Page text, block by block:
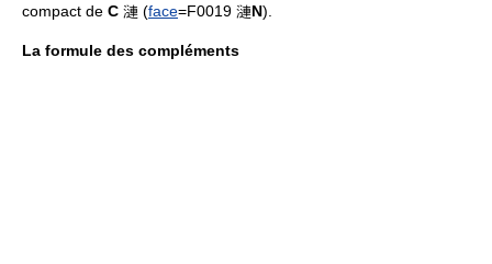
compact de C 漣 (face=F0019 漣N).
La formule des compléments